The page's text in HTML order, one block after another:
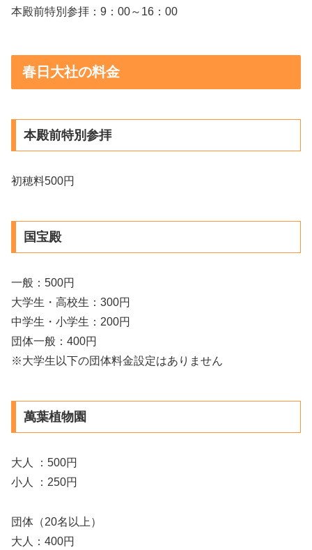
本殿前特別参拝：9：00～16：00
春日大社の料金
本殿前特別参拝
初穂料500円
国宝殿
一般：500円
大学生・高校生：300円
中学生・小学生：200円
団体一般：400円
※大学生以下の団体料金設定はありません
萬葉植物園
大人 ：500円
小人 ：250円
団体（20名以上）
大人：400円